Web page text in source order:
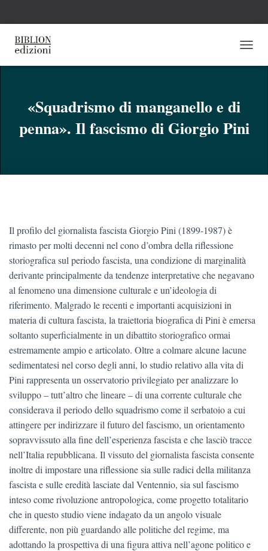
A
Z
I
«Squadrismo di manganello e di
penna». Il fascismo di Giorgio Pini
Il profilo del giornalista fascista Giorgio Pini (1899-1987) è
rimasto per molti decenni nel cono d’ombra della riflessione
storiografica sul periodo fascista, una condizione di marginalità
derivante principalmente da tendenze interpretative che negavano
al fenomeno una dimensione culturale e un’ideologia di
riferimento. Malgrado le recenti e importanti acquisizioni in
materia di cultura fascista, la traiettoria biografica di Pini è emersa
soltanto superficialmente in un dibattito storiografico ormai
estremamente ampio e articolato. Oltre a colmare alcune lacune
sedimentatesi nel corso degli anni, lo studio relativo alla vita di
Pini rappresenta un osservatorio privilegiato per analizzare lo
sviluppo – tutt’altro che lineare – di una corrente culturale che
considerava il periodo dello squadrismo come il serbatoio a cui
attingere per indirizzare il futuro del fascismo, un orientamento
sopravvissuto alla fine dell’esperienza fascista e che lasciò tracce
nell’Italia repubblicana. Il vissuto del giornalista fascista consente
inoltre di impostare una riflessione sia sulle radici della militanza
fascista e sulle eredità lasciate dal Ventennio, sia sul fascismo
inteso come rivoluzione antropologica, come progetto totalitario
che in questo studio viene indagato da un angolo visuale
differente, non più guardando alle politiche del regime, ma
adottando la prospettiva di una figura attiva nell’agone politico e